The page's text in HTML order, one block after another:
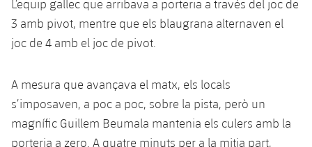
Spotify Camp Nou
Estadi Johan Cruyff
Barça Cafe
plusicon
més
SUB11 B
SUB10 B
Resultats
Classificacions
Fotos
Història
Cadet A
Cadet B
Infantil B
Actualitat
Calendari
Entrades
Resultats
Barça Atlètic
plusicon
més
Actualitat
Calendari
Resultats
Actualitat
Juvenil
PLUSICON
MÉS
Primer equip
L’equip gallec que arribava a porteria a través del joc de
3 amb pivot, mentre que els blaugrana alternaven el
joc de 4 amb el joc de pivot.
A mesura que avançava el matx, els locals
s’imposaven, a poc a poc, sobre la pista, però un
magnífic Guillem Beumala mantenia els culers amb la
porteria a zero. A quatre minuts per a la mitja part,